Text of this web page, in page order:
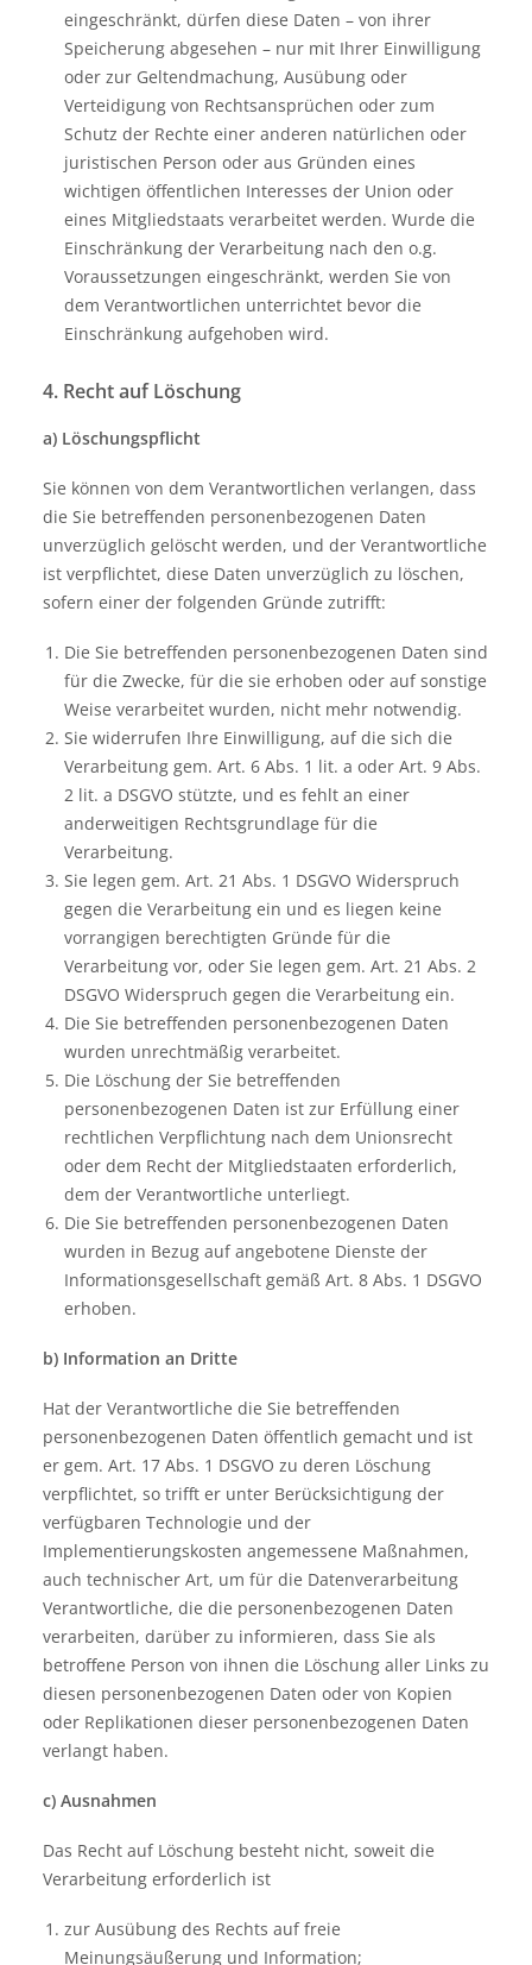
eingeschränkt, dürfen diese Daten – von ihrer
Speicherung abgesehen – nur mit Ihrer Einwilligung
oder zur Geltendmachung, Ausübung oder
Verteidigung von Rechtsansprüchen oder zum
Schutz der Rechte einer anderen natürlichen oder
juristischen Person oder aus Gründen eines
wichtigen öffentlichen Interesses der Union oder
eines Mitgliedstaats verarbeitet werden. Wurde die
Einschränkung der Verarbeitung nach den o.g.
Voraussetzungen eingeschränkt, werden Sie von
dem Verantwortlichen unterrichtet bevor die
Einschränkung aufgehoben wird.
4. Recht auf Löschung
a) Löschungspflicht
Sie können von dem Verantwortlichen verlangen, dass
die Sie betreffenden personenbezogenen Daten
unverzüglich gelöscht werden, und der Verantwortliche
ist verpflichtet, diese Daten unverzüglich zu löschen,
sofern einer der folgenden Gründe zutrifft:
Die Sie betreffenden personenbezogenen Daten sind
für die Zwecke, für die sie erhoben oder auf sonstige
Weise verarbeitet wurden, nicht mehr notwendig.
Sie widerrufen Ihre Einwilligung, auf die sich die
Verarbeitung gem. Art. 6 Abs. 1 lit. a oder Art. 9 Abs.
2 lit. a DSGVO stützte, und es fehlt an einer
anderweitigen Rechtsgrundlage für die
Verarbeitung.
Sie legen gem. Art. 21 Abs. 1 DSGVO Widerspruch
gegen die Verarbeitung ein und es liegen keine
vorrangigen berechtigten Gründe für die
Verarbeitung vor, oder Sie legen gem. Art. 21 Abs. 2
DSGVO Widerspruch gegen die Verarbeitung ein.
Die Sie betreffenden personenbezogenen Daten
wurden unrechtmäßig verarbeitet.
Die Löschung der Sie betreffenden
personenbezogenen Daten ist zur Erfüllung einer
rechtlichen Verpflichtung nach dem Unionsrecht
oder dem Recht der Mitgliedstaaten erforderlich,
dem der Verantwortliche unterliegt.
Die Sie betreffenden personenbezogenen Daten
wurden in Bezug auf angebotene Dienste der
Informationsgesellschaft gemäß Art. 8 Abs. 1 DSGVO
erhoben.
b) Information an Dritte
Hat der Verantwortliche die Sie betreffenden
personenbezogenen Daten öffentlich gemacht und ist
er gem. Art. 17 Abs. 1 DSGVO zu deren Löschung
verpflichtet, so trifft er unter Berücksichtigung der
verfügbaren Technologie und der
Implementierungskosten angemessene Maßnahmen,
auch technischer Art, um für die Datenverarbeitung
Verantwortliche, die die personenbezogenen Daten
verarbeiten, darüber zu informieren, dass Sie als
betroffene Person von ihnen die Löschung aller Links zu
diesen personenbezogenen Daten oder von Kopien
oder Replikationen dieser personenbezogenen Daten
verlangt haben.
c) Ausnahmen
Das Recht auf Löschung besteht nicht, soweit die
Verarbeitung erforderlich ist
zur Ausübung des Rechts auf freie
Meinungsäußerung und Information;